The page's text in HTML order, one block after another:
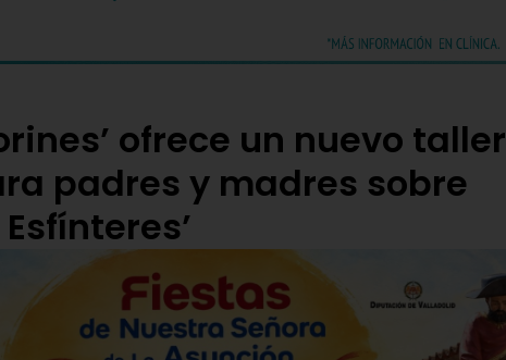
ofrece un nuevo taller
padres y madres sobre